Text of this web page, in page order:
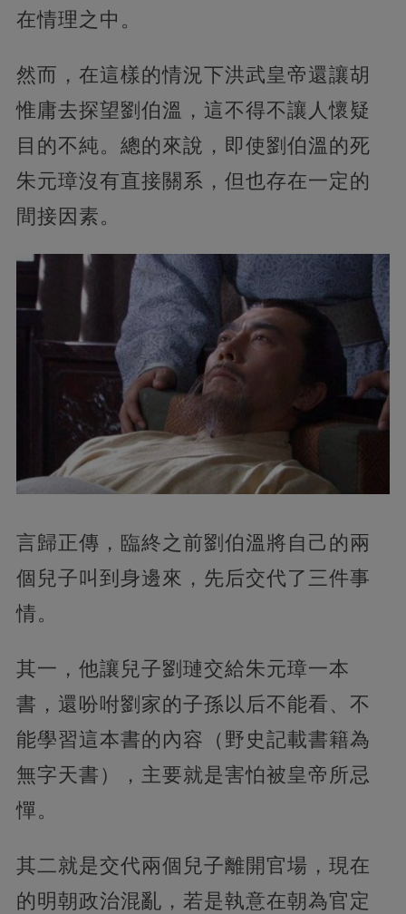
在情理之中。
然而，在這樣的情況下洪武皇帝還讓胡
惟庸去探望劉伯溫，這不得不讓人懷疑
目的不純。總的來說，即使劉伯溫的死
朱元璋沒有直接關系，但也存在一定的
間接因素。
言歸正傳，臨終之前劉伯溫將自己的兩
個兒子叫到身邊來，先后交代了三件事
情。
其一，他讓兒子劉璉交給朱元璋一本
書，還吩咐劉家的子孫以后不能看、不
能學習這本書的內容（野史記載書籍為
無字天書），主要就是害怕被皇帝所忌
憚。
其二就是交代兩個兒子離開官場，現在
的明朝政治混亂，若是執意在朝為官定